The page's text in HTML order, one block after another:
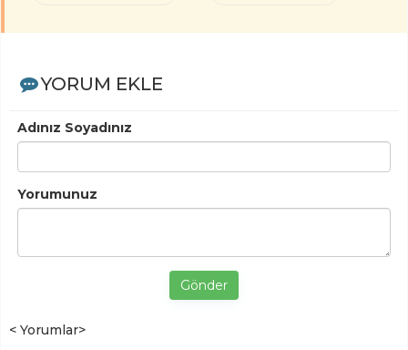
YORUM EKLE
Adınız Soyadınız
Yorumunuz
Gönder
< Yorumlar>